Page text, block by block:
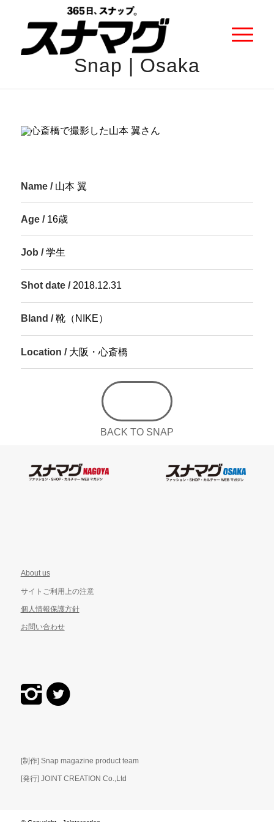
Snap | Osaka
Name / 山本 翼
Age / 16歳
Job /学生
Shot date / 2018.12.31
Bland /靴（NIKE）
Location / 大阪・心斎橋
BACK TO SNAP
About us
サイトご利用上の注意
個人情報保護方針
お問い合わせ
[制作] Snap magazine product team
[発行] JOINT CREATION Co.,Ltd